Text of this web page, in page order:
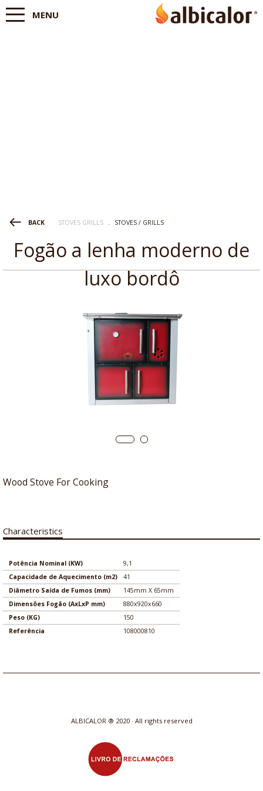
MENU
BACK STOVES GRILLS STOVES / GRILLS
Fogão a lenha moderno de
luxo bordô
Wood Stove For Cooking
Characteristics
Potência Nominal (KW)
9,1
Capacidade de Aquecimento (m2)
41
Diâmetro Saída de Fumos (mm)
145mm X 65mm
Dimensões Fogão (AxLxP mm)
880x920x660
Peso (KG)
150
Referência
108000810
ALBICALOR ® 2020 · All rights reserved